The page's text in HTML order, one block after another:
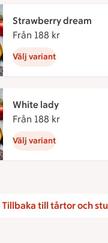
Strawberry dream
Från 188 kr
Välj variant
White lady
Från 188 kr
Välj variant
Tillbaka till tårtor och